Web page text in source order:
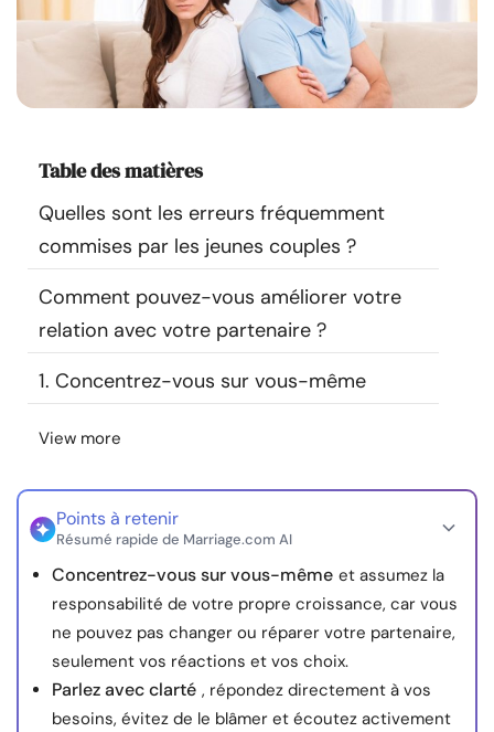
Aide
Cours
Ressources
Communauté
Trouver un thérapeute
Langue FR
À propos de nous
© Copyright 2026. Tous droits réservés.
Table des matières
Quelles sont les erreurs fréquemment
commises par les jeunes couples ?
Comment pouvez-vous améliorer votre
relation avec votre partenaire ?
1. Concentrez-vous sur vous-même
View more
Points à retenir
Résumé rapide de Marriage.com AI
Concentrez-vous sur vous-même et assumez la
responsabilité de votre propre croissance, car vous
ne pouvez pas changer ou réparer votre partenaire,
seulement vos réactions et vos choix.
Parlez avec clarté , répondez directement à vos
besoins, évitez de le blâmer et écoutez activement